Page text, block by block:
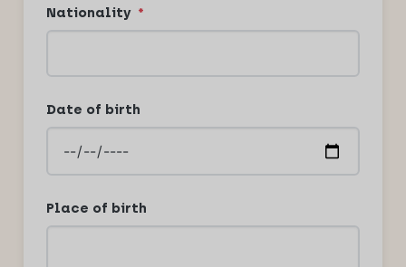
Nationality *
Date of birth
Place of birth